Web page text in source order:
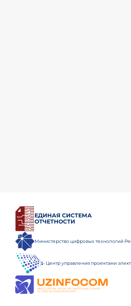
ЕДИНАЯ СИСТЕМА
ОТЧЕТНОСТИ
Министерство цифровых технологий
Центр управления проектами